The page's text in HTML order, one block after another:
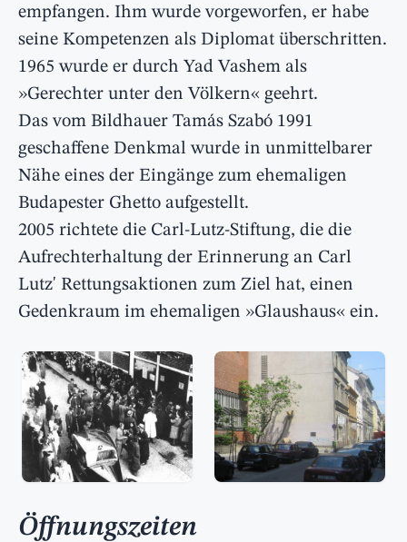
empfangen. Ihm wurde vorgeworfen, er habe
seine Kompetenzen als Diplomat überschritten.
1965 wurde er durch Yad Vashem als
»Gerechter unter den Völkern« geehrt.
Das vom Bildhauer Tamás Szabó 1991
geschaffene Denkmal wurde in unmittelbarer
Nähe eines der Eingänge zum ehemaligen
Budapester Ghetto aufgestellt.
2005 richtete die Carl-Lutz-Stiftung, die die
Aufrechterhaltung der Erinnerung an Carl
Lutz' Rettungsaktionen zum Ziel hat, einen
Gedenkraum im ehemaligen »Glaushaus« ein.
Öffnungszeiten